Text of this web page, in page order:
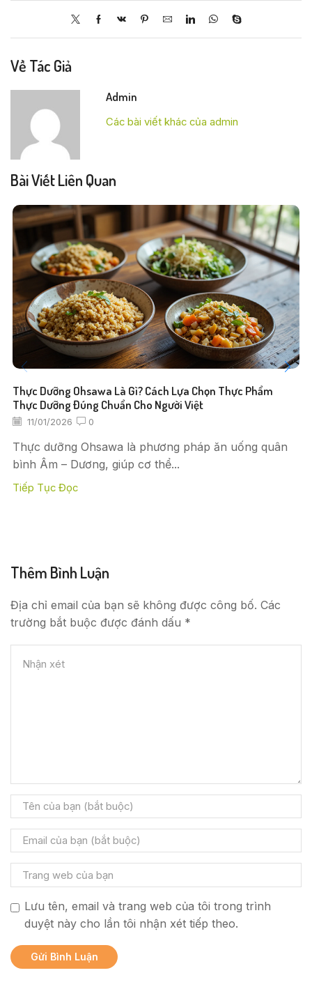
Về Tác Giả
Admin
Các bài viết khác của admin
Bài Viết Liên Quan
Thực Dưỡng Ohsawa Là Gì? Cách Lựa Chọn Thực Phẩm
Thực Dưỡng Đúng Chuẩn Cho Người Việt
11/01/2026 0
Thực dưỡng Ohsawa là phương pháp ăn uống quân
bình Âm – Dương, giúp cơ thể...
Tiếp Tục Đọc
Thêm Bình Luận
Địa chỉ email của bạn sẽ không được công bố. Các
trường bắt buộc được đánh dấu *
Lưu tên, email và trang web của tôi trong trình
duyệt này cho lần tôi nhận xét tiếp theo.